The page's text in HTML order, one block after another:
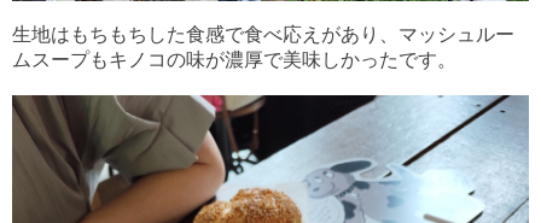
生地はもちもちした食感で食べ応えがあり、マッシュルー
ムスープもキノコの味が濃厚で美味しかったです。